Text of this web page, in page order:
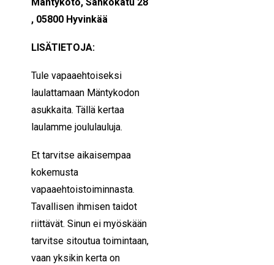
, 05800 Hyvinkää
LISÄTIETOJA:
Tule vapaaehtoiseksi
laulattamaan Mäntykodon
asukkaita. Tällä kertaa
laulamme joululauluja.
Et tarvitse aikaisempaa
kokemusta
vapaaehtoistoiminnasta.
Tavallisen ihmisen taidot
riittävät. Sinun ei myöskään
tarvitse sitoutua toimintaan,
vaan yksikin kerta on